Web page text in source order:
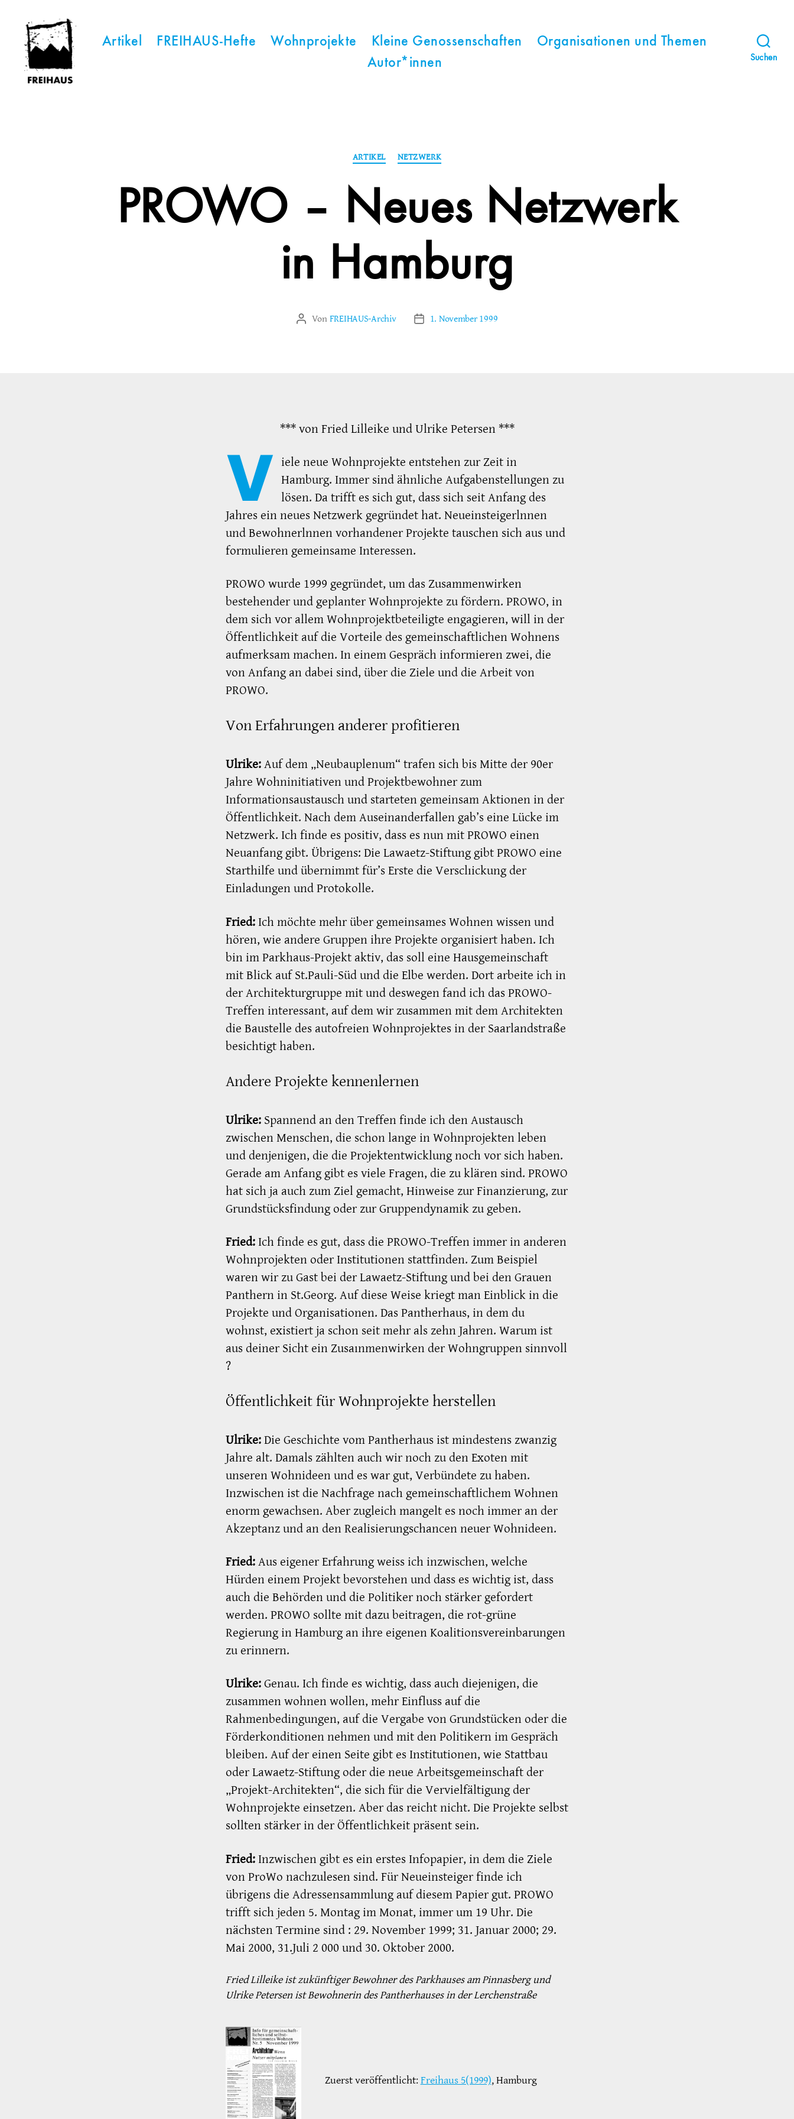
Artikel FREIHAUS-Hefte Wohnprojekte Kleine Genossenschaften
Organisationen und Themen
Autor*innen
Suchen
Kategorien
ARTIKEL NETZWERK
PROWO – Neues Netzwerk
in Hamburg
Beitragsautor
Von FREIHAUS-Archiv Veröffentlichungsdatum
1. November 1999
*** von Fried Lilleike und Ulrike Petersen ***
V iele neue Wohnprojekte entstehen zur Zeit in
Hamburg. Immer sind ähnliche Aufgabenstellungen zu
lösen. Da trifft es sich gut, dass sich seit Anfang des
Jahres ein neues Netzwerk gegründet hat. Neueinsteigerlnnen
und Bewohnerlnnen vorhandener Projekte tauschen sich aus und
formulieren gemeinsame Interessen.
PROWO wurde 1999 gegründet, um das Zusammenwirken
bestehender und geplanter Wohnprojekte zu fördern. PROWO, in
dem sich vor allem Wohnprojektbeteiligte engagieren, will in der
Öffentlichkeit auf die Vorteile des gemeinschaftlichen Wohnens
aufmerksam machen. In einem Gespräch informieren zwei, die
von Anfang an dabei sind, über die Ziele und die Arbeit von
PROWO.
Von Erfahrungen anderer profitieren
Ulrike:Auf dem „Neubauplenum“ trafen sich bis Mitte der 90er
Jahre Wohninitiativen und Projektbewohner zum
Informationsaustausch und starteten gemeinsam Aktionen in der
Öffentlichkeit. Nach dem Auseinanderfallen gab’s eine Lücke im
Netzwerk. Ich finde es positiv, dass es nun mit PROWO einen
Neuanfang gibt. Übrigens: Die Lawaetz-Stiftung gibt PROWO eine
Starthilfe und übernimmt für’s Erste die Versclıickung der
Einladungen und Protokolle.
Fried:Ich möchte mehr über gemeinsames Wohnen wissen und
hören, wie andere Gruppen ihre Projekte organisiert haben. Ich
bin im Parkhaus-Projekt aktiv, das soll eine Hausgemeinschaft
mit Blick auf St.Pauli-Süd und die Elbe werden. Dort arbeite ich in
der Architekturgruppe mit und deswegen fand ich das PROWO-
Treffen interessant, auf dem wir zusammen mit dem Architekten
die Baustelle des autofreien Wohnprojektes in der Saarlandstraße
besichtigt haben.
Andere Projekte kennenlernen
Ulrike: Spannend an den Treffen finde ich den Austausch
zwischen Menschen, die schon lange in Wohnprojekten leben
und denjenigen, die die Projektentwicklung noch vor sich haben.
Gerade am Anfang gibt es viele Fragen, die zu klären sind. PROWO
hat sich ja auch zum Ziel gemacht, Hinweise zur Finanzierung, zur
Grundstücksfindung oder zur Gruppendynamik zu geben.
Fried:Ich finde es gut, dass die PROWO-Treffen immer in anderen
Wohnprojekten oder Institutionen stattfinden. Zum Beispiel
waren wir zu Gast bei der Lawaetz-Stiftung und bei den Grauen
Panthern in St.Georg. Auf diese Weise kriegt man Einblick in die
Projekte und Organisationen. Das Pantherhaus, in dem du
wohnst, existiert ja schon seit mehr als zehn Jahren. Warum ist
aus deiner Sicht ein Zusaınmenwirken der Wohngruppen sinnvoll
?
Öffentlichkeit für Wohnprojekte herstellen
Ulrike:Die Geschichte vom Pantherhaus ist mindestens zwanzig
Jahre alt. Damals zählten auch wir noch zu den Exoten mit
unseren Wohnideen und es war gut, Verbündete zu haben.
Inzwischen ist die Nachfrage nach gemeinschaftlichem Wohnen
enorm gewachsen. Aber zugleich mangelt es noch immer an der
Akzeptanz und an den Realisierungschancen neuer Wohnideen.
Fried:Aus eigener Erfahrung weiss ich inzwischen, welche
Hürden einem Projekt bevorstehen und dass es wichtig ist, dass
auch die Behörden und die Politiker noch stärker gefordert
werden. PROWO sollte mit dazu beitragen, die rot-grüne
Regierung in Hamburg an ihre eigenen Koalitionsvereinbarungen
zu erinnern.
Ulrike:Genau. Ich finde es wichtig, dass auch diejenigen, die
zusammen wohnen wollen, mehr Einfluss auf die
Rahmenbedingungen, auf die Vergabe von Grundstücken oder die
Förderkonditionen nehmen und mit den Politikern im Gespräch
bleiben. Auf der einen Seite gibt es Institutionen, wie Stattbau
oder Lawaetz-Stiftung oder die neue Arbeitsgemeinschaft der
„Projekt-Architekten“, die sich für die Vervielfältigung der
Wohnprojekte einsetzen. Aber das reicht nicht. Die Projekte selbst
sollten stärker in der Öffentlichkeit präsent sein.
Fried:Inzwischen gibt es ein erstes Infopapier, in dem die Ziele
von ProWo nachzulesen sind. Für Neueinsteiger finde ich
übrigens die Adressensammlung auf diesem Papier gut. PROWO
trifft sich jeden 5. Montag im Monat, immer um 19 Uhr. Die
nächsten Termine sind : 29. November 1999; 31. Januar 2000; 29.
Mai 2000, 31.Juli 2 000 und 30. Oktober 2000.
Fried Lilleike ist zukünftiger Bewohner des Parkhauses am Pinnasberg und
Ulrike Petersen ist Bewohnerin des Pantherhauses in der Lerchenstraße
Zuerst veröffentlicht:Freihaus 5(1999), Hamburg